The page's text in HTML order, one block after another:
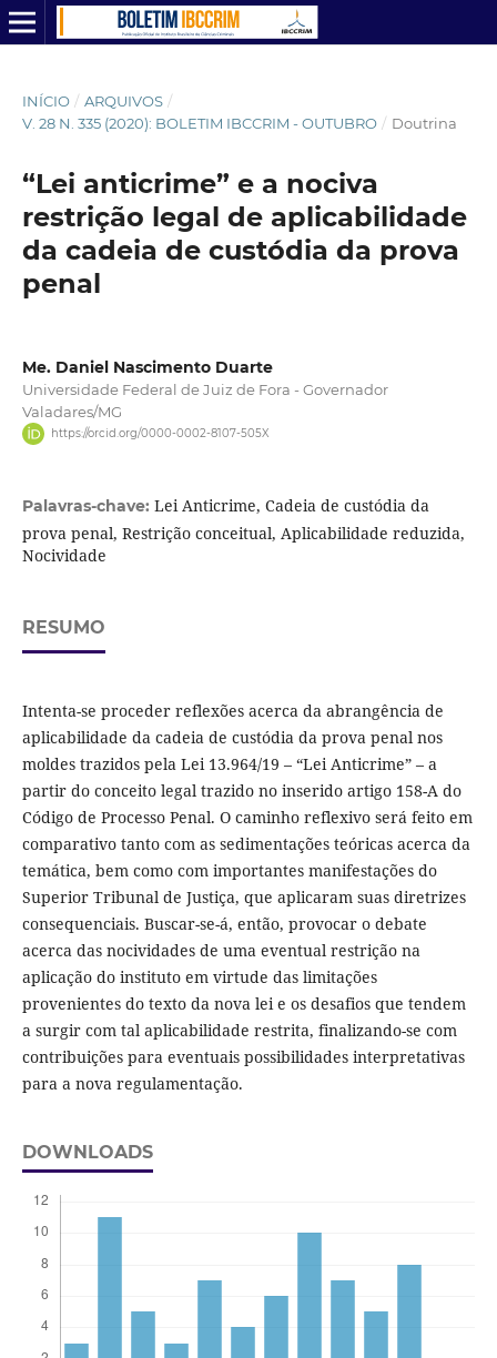
INÍCIO / ARQUIVOS /
V. 28 N. 335 (2020): BOLETIM IBCCRIM - OUTUBRO / Doutrina
“Lei anticrime” e a nociva
restrição legal de aplicabilidade
da cadeia de custódia da prova
penal
Me. Daniel Nascimento Duarte
Universidade Federal de Juiz de Fora - Governador
Valadares/MG
https://orcid.org/0000-0002-8107-505X
Palavras-chave: Lei Anticrime, Cadeia de custódia da
prova penal, Restrição conceitual, Aplicabilidade reduzida,
Nocividade
RESUMO
Intenta-se proceder reflexões acerca da abrangência de
aplicabilidade da cadeia de custódia da prova penal nos
moldes trazidos pela Lei 13.964/19 – “Lei Anticrime” – a
partir do conceito legal trazido no inserido artigo 158-A do
Código de Processo Penal. O caminho reflexivo será feito em
comparativo tanto com as sedimentações teóricas acerca da
temática, bem como com importantes manifestações do
Superior Tribunal de Justiça, que aplicaram suas diretrizes
consequenciais. Buscar-se-á, então, provocar o debate
acerca das nocividades de uma eventual restrição na
aplicação do instituto em virtude das limitações
provenientes do texto da nova lei e os desafios que tendem
a surgir com tal aplicabilidade restrita, finalizando-se com
contribuições para eventuais possibilidades interpretativas
para a nova regulamentação.
DOWNLOADS